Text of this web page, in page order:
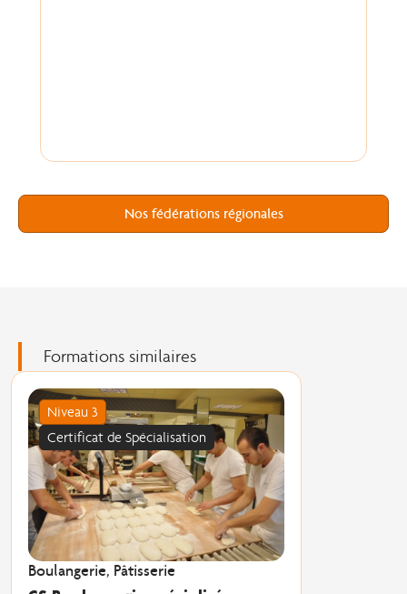
Nos fédérations régionales
Formations similaires
Niveau 3
Certificat de Spécialisation
Boulangerie, Pâtisserie